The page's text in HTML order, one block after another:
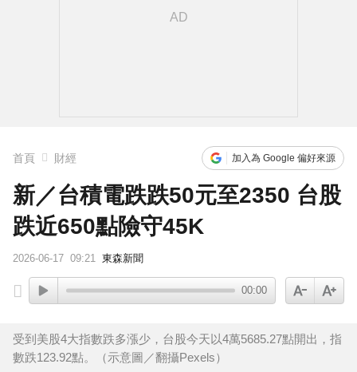
首頁 財經 加入為 Google 偏好來源
新／台積電跌跌50元至2350 台股
跌近650點險守45K
2026-06-17 09:21 東森新聞
00:00
受到美股4大指數跌多漲少，台股今天以4萬5685.27點開出，指
數跌123.92點。（示意圖／翻攝Pexels）